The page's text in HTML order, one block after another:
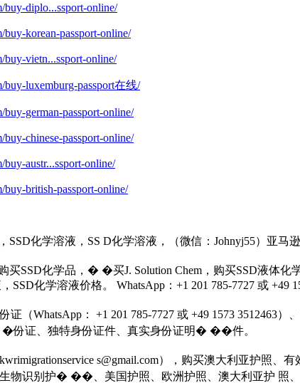
buy-diplo...ssport-online/
buy-korean-passport-online/
buy-vietn...ssport-online/
buy-luxemburg-passport在线/
buy-german-passport-online/
buy-chinese-passport-online/
buy-austr...ssport-online/
buy-british-passport-online/
SSD化学溶液，SS D化学溶液，（微信：Johnyj55）亚马
买SSD化学品，� �买J. Solution Chem，购买SSD液体化
SSD化学溶液价格。 WhatsApp：+1 201 785-7727 或 +49
证（WhatsApp： +1 201 785-7727 或 +49 1573
份证、独特身份证件、真实身份证明� ��件。
s@gmail.com），购买澳大利亚护照
物识别护� ��、美国护照、欧洲护照、澳大利亚护